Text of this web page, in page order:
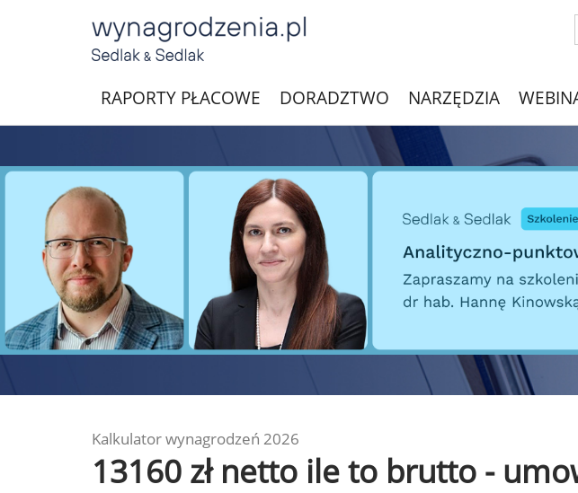
RAPORTY PŁACOWE DORADZTWO NARZĘDZIA
Kalkulator wynagrodzeń 2026
13160 zł netto ile to brutto -